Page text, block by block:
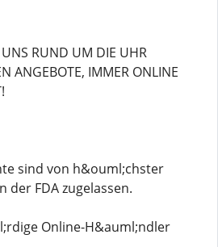
UNS RUND UM DIE UHR
ANGEBOTE, IMMER ONLINE
sind von h&ouml;chster
der FDA zugelassen.
Online-H&auml;ndler